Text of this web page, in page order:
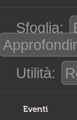
Sfoglia:
Utilità:
Eventi